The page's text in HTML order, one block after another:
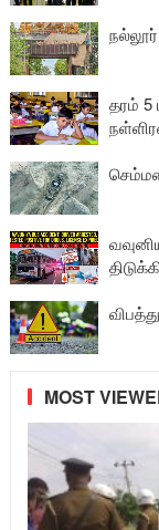
தரம் 5
MOST